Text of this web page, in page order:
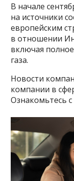
В начале
на источники
европейским
в отношении
включая
газа.
Новости
компании в
Ознакомьтесь